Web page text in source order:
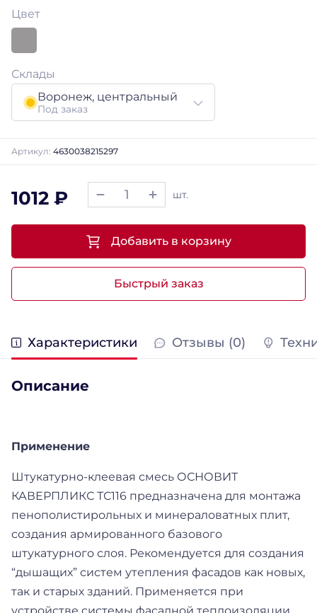
Цвет
Склады
Воронеж, центральный
Под заказ
Артикул: 4630038215297
1012 ₽ шт.
Быстрый заказ
Добавить в корзину
Характеристики Отзывы (0)
Описание
Применение
Штукатурно-клеевая смесь ОСНОВИТ
КАВЕРПЛИКС ТС116 предназначена для монтажа
пенополистирольных и минераловатных плит,
создания армированного базового
штукатурного слоя. Рекомендуется для создания
“дышащих” систем утепления фасадов как новых,
так и старых зданий. Применяется при
устройстве системы фасадной теплоизоляции